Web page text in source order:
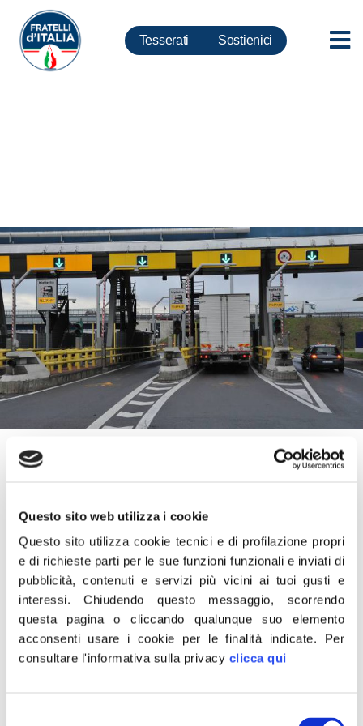
Questo sito web utilizza i cookie
Questo sito utilizza cookie tecnici e di profilazione propri
e di richieste parti per le sue funzioni funzionali e inviati di
pubblicità, contenuti e servizi più vicini ai tuoi gusti e
interessi.Chiudendo questo messaggio, scorrendo
questa pagina o cliccando qualunque suo elemento
acconsenti usare i cookie per le finalità indicate. Per
consultare l'informativa sulla privacy clicca qui
Tesserati Sostienici
20 Aprile 2022
urgente affinché il ministro Giovannini venga in Aula per
chiedono di risolvere il problema dei drammatici aumenti
dei pedaggi autostradali delle A24 e 25. In un momento
di crisi, questi rincari sono insostenibili e Giovannini si è
dimostrato completamente inadempiente di fronte a
questa criticità, che il 23 aprile porterà i primi cittadini a
protestare nuovamente. FDI sarà al fianco dei
se il ministro non è in grado di trovare una soluzione